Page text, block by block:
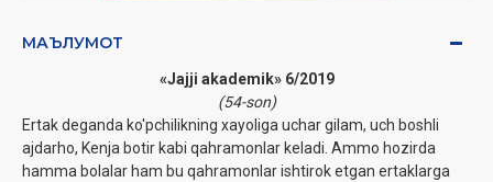
МАЪЛУМОТ
«Jajji akademik» 6/2019
(54-son)
Ertak deganda ko'pchilikning xayoliga uchar gilam, uch boshli
ajdarho, Kenja botir kabi qahramonlar keladi. Ammo hozirda
hamma bolalar ham bu qahramonlar ishtirok etgan ertaklarga